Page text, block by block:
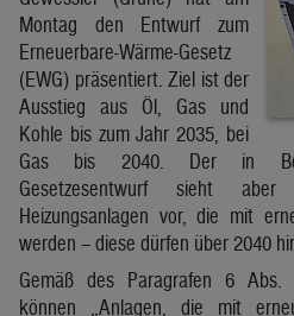
Montag den Entwurf zum
Erneuerbare-Wärme-Gesetz
(EWG) präsentiert. Ziel ist der
Ausstieg aus Öl, Gas und
Kohle bis zum Jahr 2035, bei
Gas bis 2040. Der in
Gesetzesentwurf sieht
Heizungsanlagen vor, die mit
werden – diese dürfen über 2040
Gemäß des Paragrafen 6 Abs.
können „Anlagen, die mit